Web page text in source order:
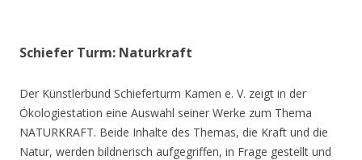
Schiefer Turm: Naturkraft
Der Künstlerbund Schieferturm Kamen e. V. zeigt in der
Ökologiestation eine Auswahl seiner Werke zum Thema
NATURKRAFT. Beide Inhalte des Themas, die Kraft und die
Natur, werden bildnerisch aufgegriffen, in Frage gestellt und